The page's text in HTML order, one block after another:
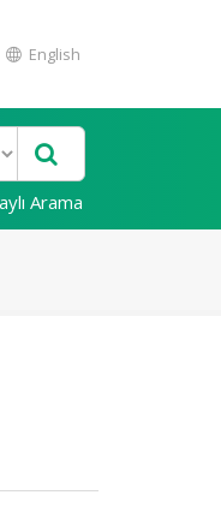
English
Arama